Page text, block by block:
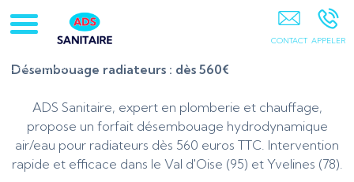
Artisan-Plombier-Chauffagiste-95-78-Chauffe-Eau-
L'aumone-Ennery-95
Désembouage radiateurs : dès 560€
ADS Sanitaire, expert en plomberie et chauffage,
propose un forfait désembouage hydrodynamique
air/eau pour radiateurs dès 560 euros TTC. Intervention
rapide et efficace dans le Val d'Oise (95) et Yvelines (78).